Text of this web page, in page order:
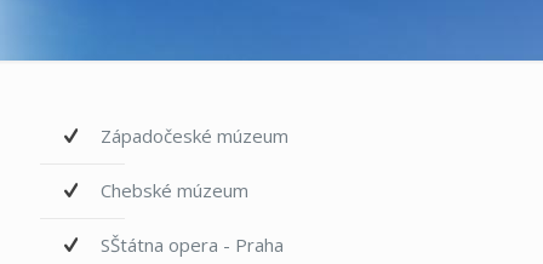
Západočeské múzeum
Chebské múzeum
SŠtátna opera - Praha